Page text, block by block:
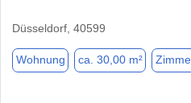
Düsseldorf, 40599
Wohnung ca. 30,00 m²